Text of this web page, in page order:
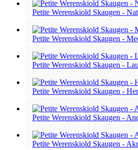
Petite Werenskiold Skaugen -
Petite Werenskiold Skaugen -
Petite Werenskiold Skaugen -
Petite Werenskiold Skaugen -
Petite Werenskiold Skaugen -
Petite Werenskiold Skaugen -